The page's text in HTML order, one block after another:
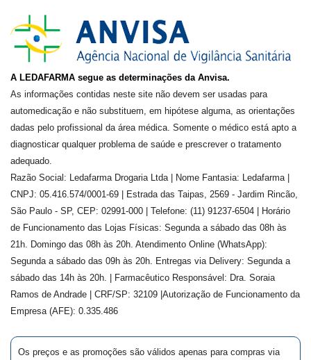
A LEDAFARMA segue as determinações da Anvisa.
As informações contidas neste site não devem ser usadas para
automedicação e não substituem, em hipótese alguma, as orientações
dadas pelo profissional da área médica. Somente o médico está apto a
diagnosticar qualquer problema de saúde e prescrever o tratamento
adequado.
Razão Social: Ledafarma Drogaria Ltda | Nome Fantasia: Ledafarma |
CNPJ: 05.416.574/0001-69 | Estrada das Taipas, 2569 - Jardim Rincão,
São Paulo - SP, CEP: 02991-000 | Telefone: (11) 91237-6504 | Horário
de Funcionamento das Lojas Físicas: Segunda a sábado das 08h às
21h. Domingo das 08h às 20h. Atendimento Online (WhatsApp):
Segunda a sábado das 09h às 20h. Entregas via Delivery: Segunda a
sábado das 14h às 20h. | Farmacêutico Responsável: Dra. Soraia
Ramos de Andrade
| CRF/SP: 32109 |Autorização de Funcionamento da
Empresa (AFE): 0.335.486
Os preços e as promoções são válidos apenas para compras via